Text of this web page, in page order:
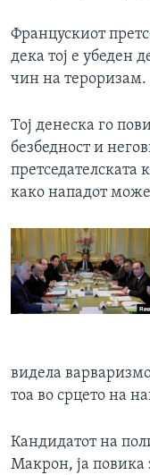
Францускиот
дека тој е убеден
чин на тероризам.
Тој денеска го
безбедност и
претседателската
како нападот
видела
тоа во срцето на
Кандидатот на
Макрон, ја повика